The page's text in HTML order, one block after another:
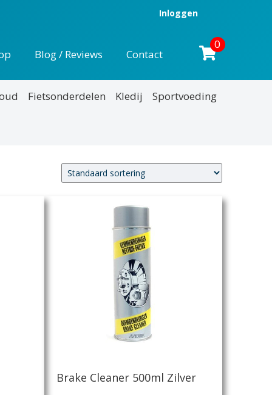
Inloggen
Blog / Reviews Contact
0
Fietsonderdelen Kledij Sportvoeding
Brake Cleaner 500ml Zilver